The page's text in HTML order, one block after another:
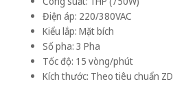
Điện áp: 220/380VAC
Kiểu lắp: Mặt bích
Số pha: 3 Pha
Tốc độ: 15 vòng/phút
Kích thước: Theo tiêu chuẩn ZD